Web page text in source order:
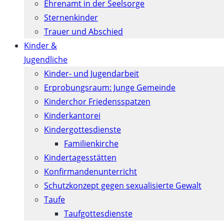
Ehrenamt in der Seelsorge
Sternenkinder
Trauer und Abschied
Kinder &
Jugendliche
Kinder- und Jugendarbeit
Erprobungsraum: Junge Gemeinde
Kinderchor Friedensspatzen
Kinderkantorei
Kindergottesdienste
Familienkirche
Kindertagesstätten
Konfirmanden­unterricht
Schutzkonzept gegen sexualisierte Gewalt
Taufe
Taufgottesdienste